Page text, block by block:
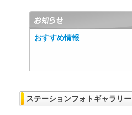
おすすめ情報
ステーションフォトギャラリー